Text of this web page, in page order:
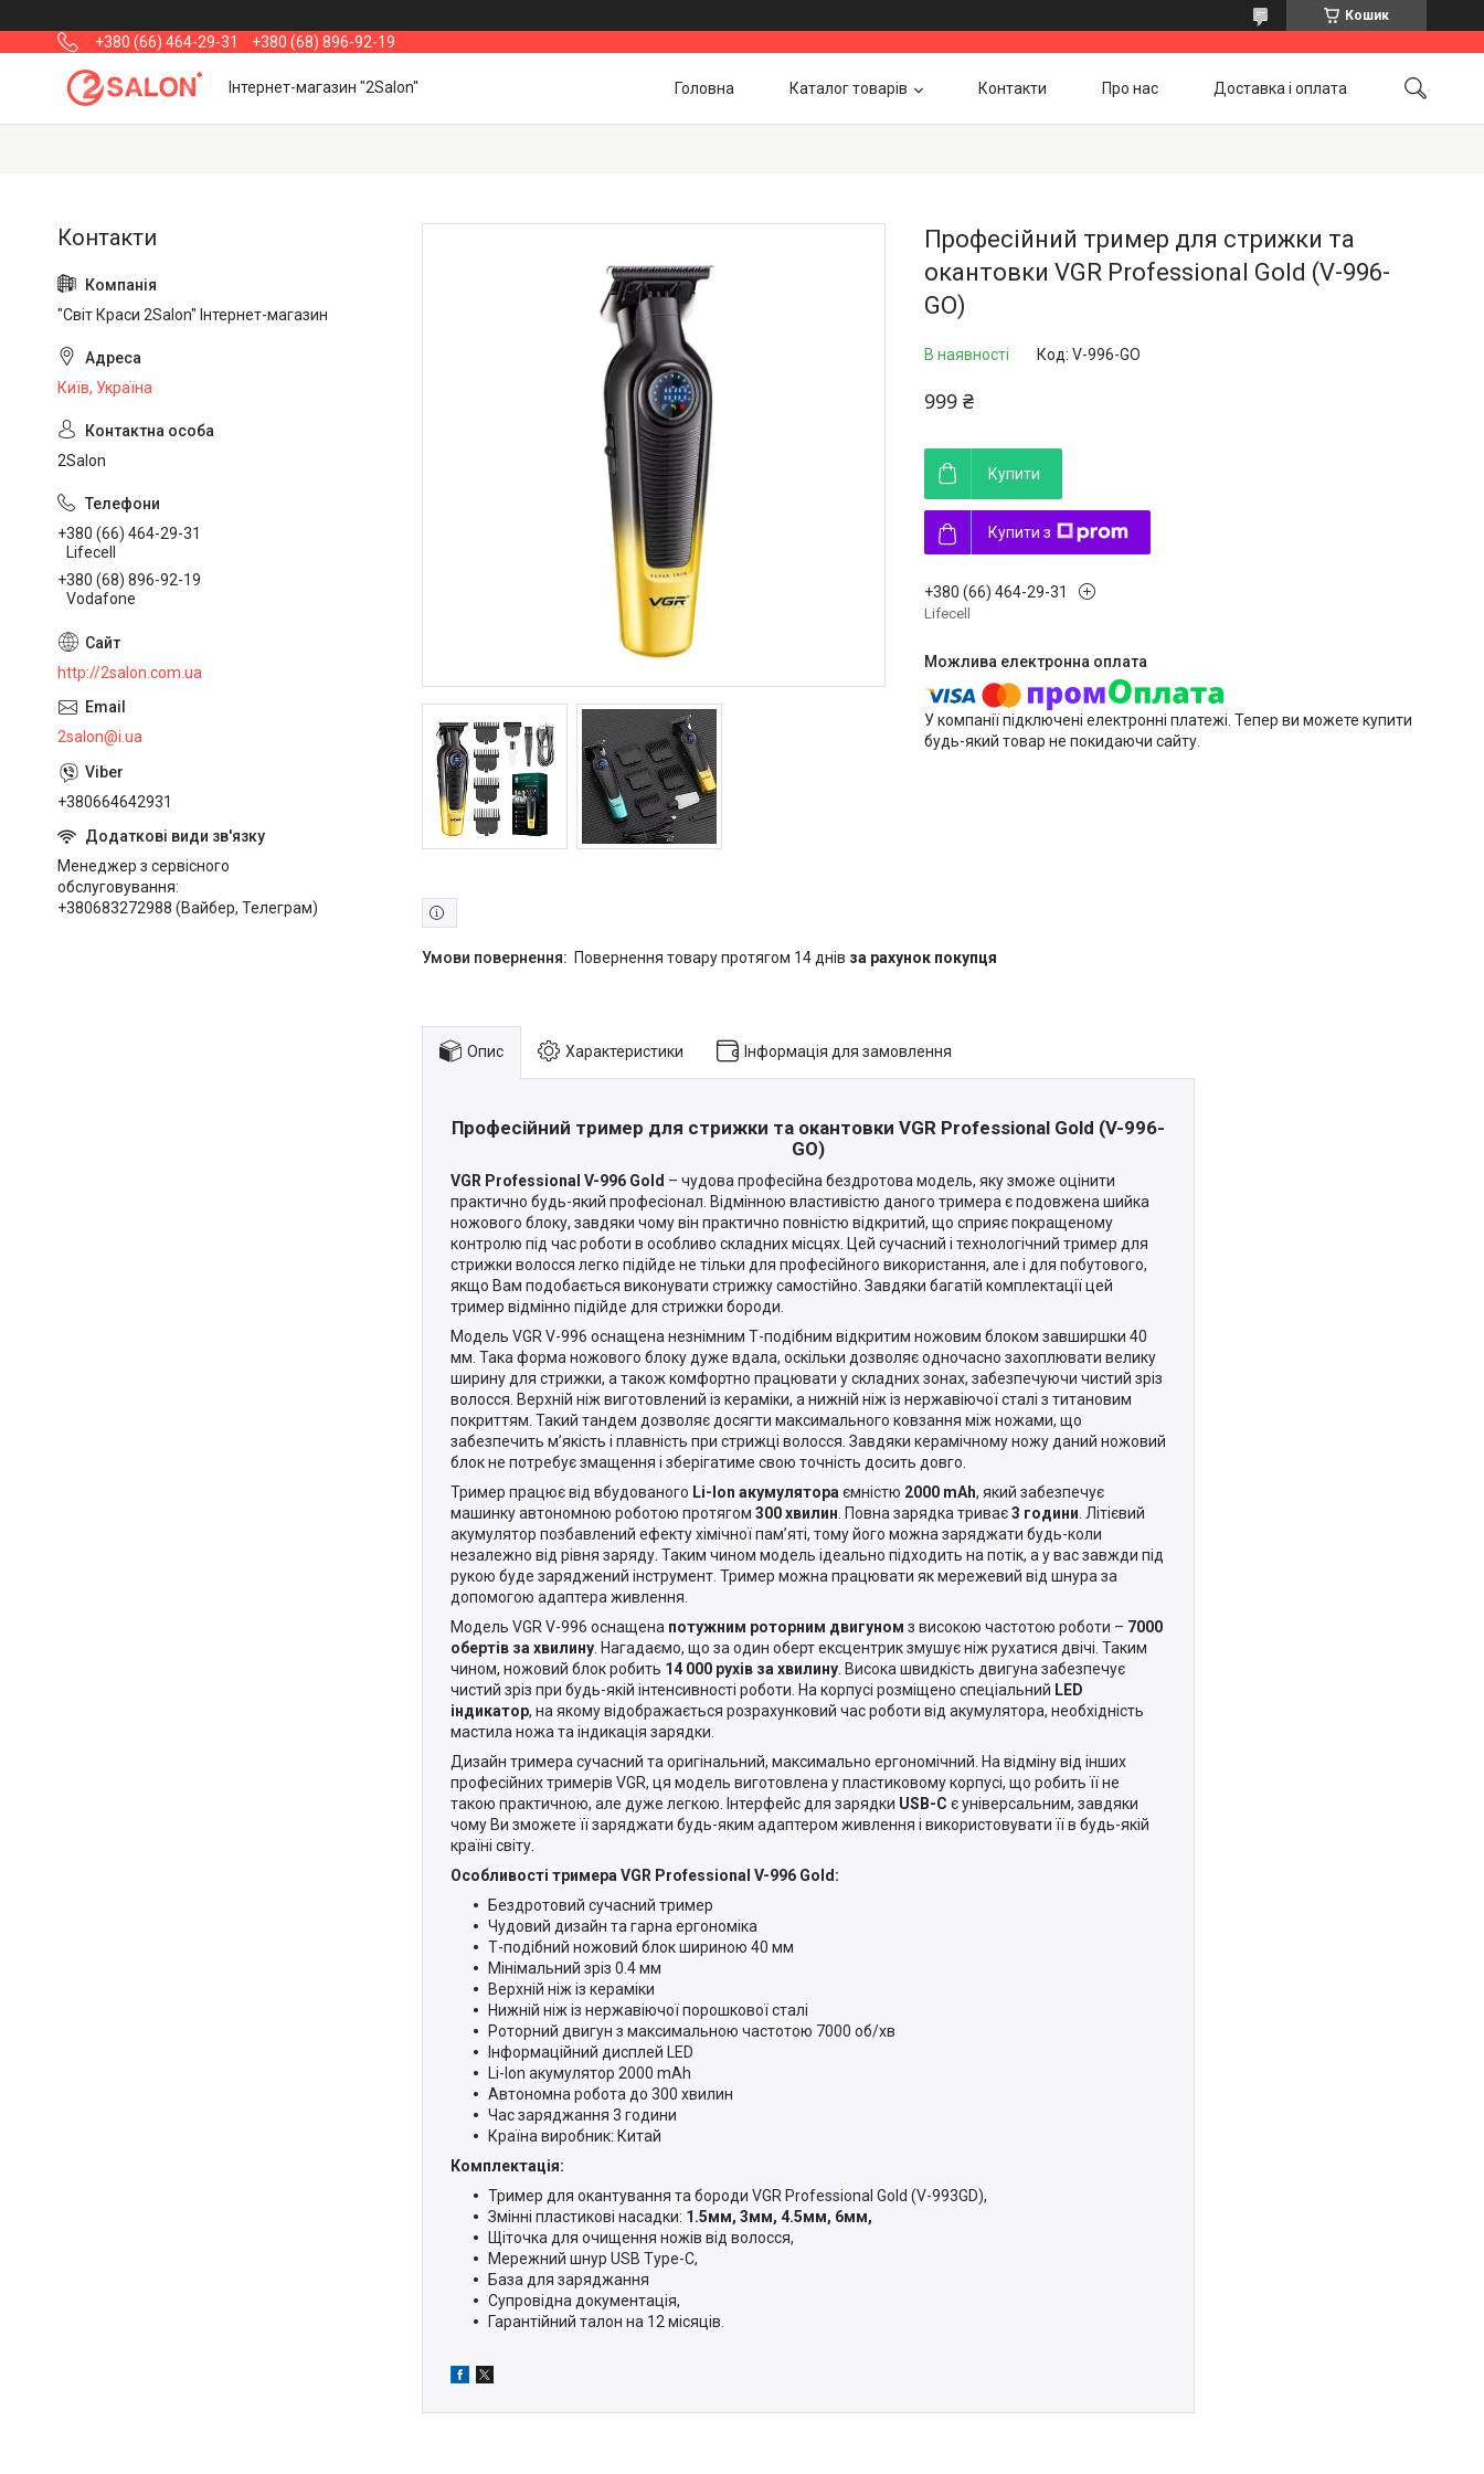
Кошик
+380 (66) 464-29-31 +380 (68) 896-92-19
Інтернет-магазин "2Salon" Головна Каталог товарів Контакти Про нас Доставка і оплата
Професійний тример для стрижки та
окантовки VGR Professional Gold (V-996-
GO)
В наявності Код: V-996-GO
999 ₴
Купити
Купити з
+380 (66) 464-29-31
Lifecell
У компанії підключені електронні платежі. Тепер ви можете купити
будь-який товар не покидаючи сайту.
повернення товару протягом 14 днів за рахунок покупця
Опис Характеристики Інформація для замовлення
Професійний тример для стрижки та окантовки VGR Professional Gold (V-996-
GO)
VGR Professional V-996 Gold – чудова професійна бездротова модель, яку зможе оцінити
практично будь-який професіонал. Відмінною властивістю даного тримера є подовжена шийка
ножового блоку, завдяки чому він практично повністю відкритий, що сприяє покращеному
контролю під час роботи в особливо складних місцях. Цей сучасний і технологічний тример для
стрижки волосся легко підійде не тільки для професійного використання, але і для побутового,
якщо Вам подобається виконувати стрижку самостійно. Завдяки багатій комплектації цей
тример відмінно підійде для стрижки бороди.
Модель VGR V-996 оснащена незнімним Т-подібним відкритим ножовим блоком завширшки 40
мм. Така форма ножового блоку дуже вдала, оскільки дозволяє одночасно захоплювати велику
ширину для стрижки, а також комфортно працювати у складних зонах, забезпечуючи чистий зріз
волосся. Верхній ніж виготовлений із кераміки, а нижній ніж із нержавіючої сталі з титановим
покриттям. Такий тандем дозволяє досягти максимального ковзання між ножами, що
забезпечить м’якість і плавність при стрижці волосся. Завдяки керамічному ножу даний ножовий
блок не потребує змащення і зберігатиме свою точність досить довго.
Тример працює від вбудованого Li-Ion акумулятора ємністю 2000 mAh, який забезпечує
машинку автономною роботою протягом 300 хвилин . Повна зарядка триває3 години . Літієвий
акумулятор позбавлений ефекту хімічної пам’яті, тому його можна заряджати будь-коли
незалежно від рівня заряду. Таким чином модель ідеально підходить на потік, а у вас завжди під
рукою буде заряджений інструмент. Тример можна працювати як мережевий від шнура за
допомогою адаптера живлення.
Модель VGR V-996 оснащена потужним роторним двигуном з високою частотою роботи – 7000
обертів за хвилину . Нагадаємо, що за один оберт ексцентрик змушує ніж рухатися двічі. Таким
чином, ножовий блок робить 14 000 рухів за хвилину . Висока швидкість двигуна забезпечує
чистий зріз при будь-якій інтенсивності роботи. На корпусі розміщено спеціальний LED
індикатор, на якому відображається розрахунковий час роботи від акумулятора, необхідність
мастила ножа та індикація зарядки.
Дизайн тримера сучасний та оригінальний, максимально ергономічний. На відміну від інших
професійних тримерів VGR, ця модель виготовлена у пластиковому корпусі, що робить її не
такою практичною, але дуже легкою. Інтерфейс для зарядки USB-C є універсальним, завдяки
чому Ви зможете її заряджати будь-яким адаптером живлення і використовувати її в будь-якій
країні світу.
Особливості тримера VGR Professional V-996 Gold:
Бездротовий сучасний тример
Чудовий дизайн та гарна ергономіка
Т-подібний ножовий блок шириною 40 мм
Мінімальний зріз 0.4 мм
Верхній ніж із кераміки
Нижній ніж із нержавіючої порошкової сталі
Роторний двигун з максимальною частотою 7000 об/хв
Інформаційний дисплей LED
Li-Ion акумулятор 2000 mAh
Автономна робота до 300 хвилин
Час заряджання 3 години
Країна виробник: Китай
Комплектація:
Тример для окантування та бороди VGR Professional Gold (V-993GD),
Змінні пластикові насадки: 1.5мм, 3мм, 4.5мм, 6мм,
Щіточка для очищення ножів від волосся,
Мережний шнур USB Type-C,
База для заряджання
Супровідна документація,
Гарантійний талон на 12 місяців.
"Світ Краси 2Salon" Інтернет-магазин
Київ, Україна
2Salon
+380 (66) 464-29-31
Lifecell
+380 (68) 896-92-19
Vodafone
http://2salon.com.ua
2salon@i.ua
+380664642931
Менеджер з сервісного
обслуговування
+380683272988 (Вайбер, Телеграм)